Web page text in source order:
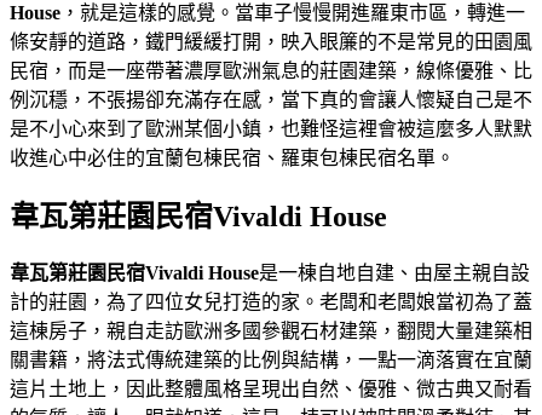
House ，就是這樣的感覺。當車子慢慢開進羅東市區，轉進一
條安靜的道路，鐵門緩緩打開，映入眼簾的不是常見的田園風
民宿，而是一座帶著濃厚歐洲氣息的莊園建築，線條優雅、比
例沉穩，不張揚卻充滿存在感，當下真的會讓人懷疑自己是不
是不小心來到了歐洲某個小鎮，也難怪這裡會被這麼多人默默
收進心中必住的宜蘭包棟民宿、羅東包棟民宿名單。
韋瓦第莊園民宿Vivaldi House
韋瓦第莊園民宿Vivaldi House是一棟自地自建、由屋主親自設
計的莊園，為了四位女兒打造的家。老闆和老闆娘當初為了蓋
這棟房子，親自走訪歐洲多國參觀石材建築，翻閱大量建築相
關書籍，將法式傳統建築的比例與結構，一點一滴落實在宜蘭
這片土地上，因此整體風格呈現出自然、優雅、微古典又耐看